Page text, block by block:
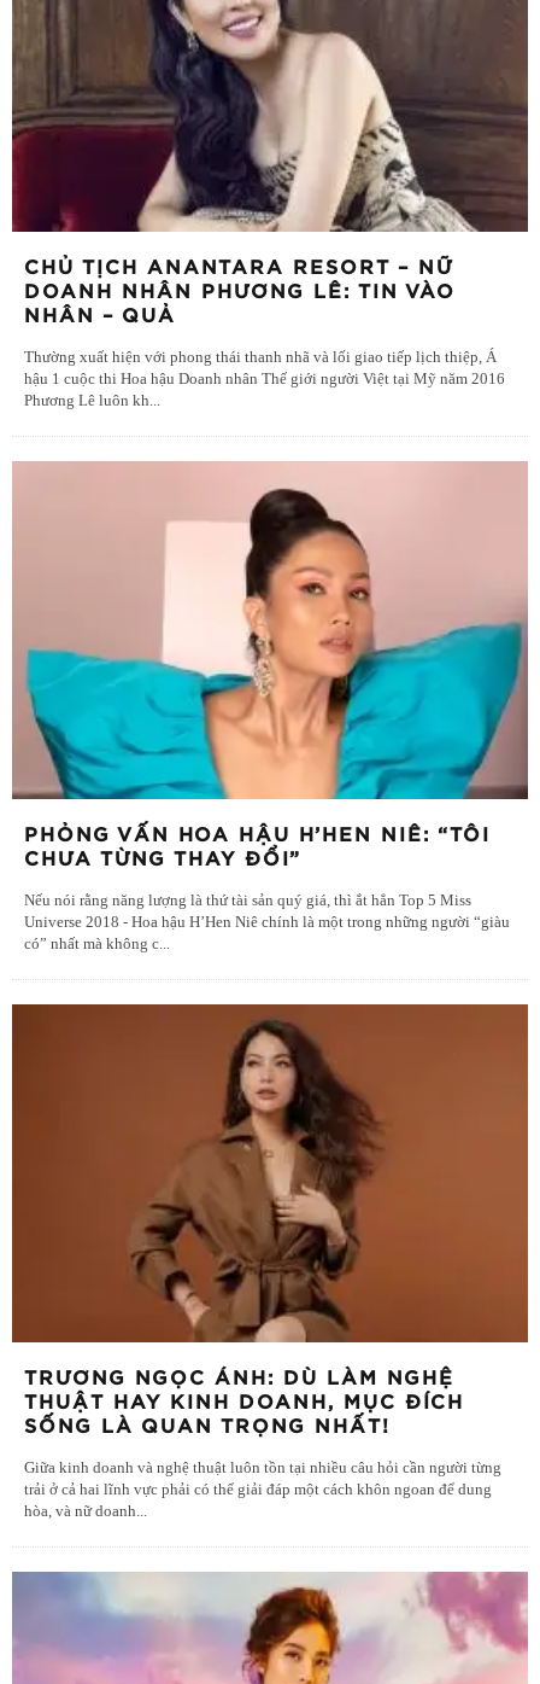
CHỦ TỊCH ANANTARA RESORT – NỮ
DOANH NHÂN PHƯƠNG LÊ: TIN VÀO
NHÂN – QUẢ
Thường xuất hiện với phong thái thanh nhã và lối giao tiếp lịch thiệp, Á
hậu 1 cuộc thi Hoa hậu Doanh nhân Thế giới người Việt tại Mỹ năm 2016
Phương Lê luôn kh...
PHỎNG VẤN HOA HẬU H’HEN NIÊ: “TÔI
CHƯA TỪNG THAY ĐỔI”
Nếu nói rằng năng lượng là thứ tài sản quý giá, thì ắt hẳn Top 5 Miss
Universe 2018 - Hoa hậu H’Hen Niê chính là một trong những người “giàu
có” nhất mà không c...
TRƯƠNG NGỌC ÁNH: DÙ LÀM NGHỆ
THUẬT HAY KINH DOANH, MỤC ĐÍCH
SỐNG LÀ QUAN TRỌNG NHẤT!
Giữa kinh doanh và nghệ thuật luôn tồn tại nhiều câu hỏi cần người từng
trải ở cả hai lĩnh vực phải có thể giải đáp một cách khôn ngoan để dung
hòa, và nữ doanh...